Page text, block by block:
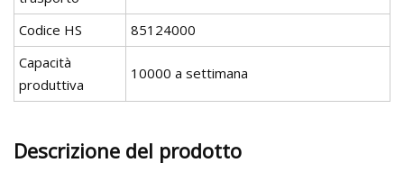
Codice HS
85124000
Capacità
produttiva
10000 a settimana
Descrizione del prodotto